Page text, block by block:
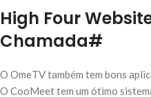
High Four
Chamada#
O OmeTV também tem bons
O CooMeet tem um ótimo